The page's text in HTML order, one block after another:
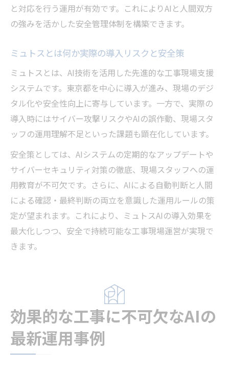
と対応を行う運用が有効です。これによりAIと人間双方
の強みを活かした安全管理体制を構築できます。
ミュトスとは何か実際の導入リスクと安全策
ミュトスとは、AI技術を活用した先進的な工事現場支援
システムです。東京都を中心に導入が進み、現場のデジ
タル化や安全性向上に寄与しています。一方で、実際の
導入時にはサイバー攻撃リスクやAIの誤作動、現場スタ
ッフの運用理解不足といった課題も顕在化しています。
安全策としては、AIシステムの定期的なアップデートや
サイバーセキュリティ対策の徹底、現場スタッフへの運
用教育が不可欠です。さらに、AIによる自動判断と人間
による確認・最終判断の両立を意識した運用ルールの策
定が望まれます。これにより、ミュトスAIの導入効果を
最大化しつつ、安全で持続可能な工事現場運営が実現で
きます。
効果的な工事に不可欠なAIの
最新運用事例